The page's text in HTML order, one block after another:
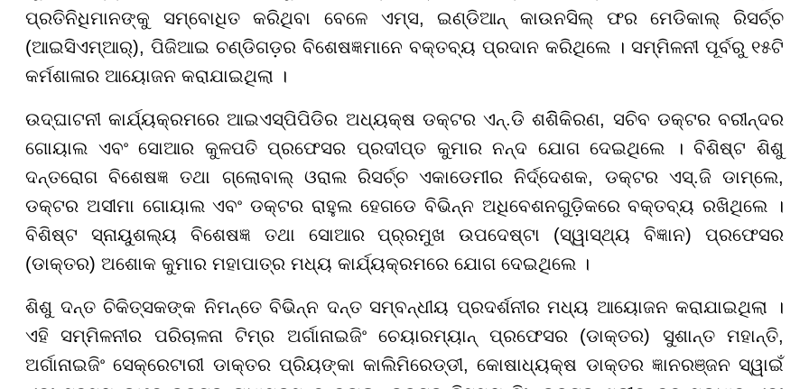
ପ୍ରତିନିଧିମାନଙ୍କୁ ସମ୍ବୋଧିତ କରିଥିବା ବେଳେ ଏମ୍ସ, ଇଣ୍ଡିଆନ୍ କାଉନସିଲ୍ ଫର ମେଡିକାଲ୍ ରିସର୍ଚ୍ଚ
(ଆଇସିଏମ୍ଆର୍), ପିଜିଆଇ ଚଣ୍ଡିଗଡ଼ର ବିଶେଷଜ୍ଞମାନେ ବକ୍ତବ୍ୟ ପ୍ରଦାନ କରିଥିଲେ । ସମ୍ମିଳନୀ ପୂର୍ବରୁ ୧୫ଟି
କର୍ମଶାଳାର ଆୟୋଜନ କରାଯାଇଥିଲା ।
ଉଦ୍ଘାଟନୀ କାର୍ଯ୍ୟକ୍ରମରେ ଆଇଏସ୍ପିପିଡିର ଅଧ୍ୟକ୍ଷ ଡକ୍ଟର ଏନ୍.ଡି ଶଶିିକିରଣ, ସଚିବ ଡକ୍ଟର ବରୀନ୍ଦର
ଗୋୟାଲ ଏବଂ ସୋଆର କୁଳପତି ପ୍ରଫେସର ପ୍ରଦୀପ୍ତ କୁମାର ନନ୍ଦ ଯୋଗ ଦେଇଥିଲେ । ବିଶିଷ୍ଟ ଶିଶୁ
ଦନ୍ତରୋଗ ବିଶେଷଜ୍ଞ ତଥା ଗ୍ଲୋବାଲ୍ ଓରାଲ ରିସର୍ଚ୍ଚ ଏକାଡେମୀର ନିର୍ଦ୍ଦେଶକ, ଡକ୍ଟର ଏସ୍.ଜି ଡାମ୍ଲେ,
ଡକ୍ଟର ଅସୀମା ଗୋୟାଲ ଏବଂ ଡକ୍ଟର ରାହୁଲ ହେଗଡେ ବିଭିନ୍ନ ଅଧିବେଶନଗୁଡ଼ିକରେ ବକ୍ତବ୍ୟ ରଖିଥିଲେ ।
ବିଶିଷ୍ଟ ସ୍ନାୟୁଶଲ୍ୟ ବିଶେଷଜ୍ଞ ତଥା ସୋଆର ପ୍ର୍ରମୁଖ ଉପଦେଷ୍ଟା (ସ୍ୱାସ୍ଥ୍ୟ ବିଜ୍ଞାନ) ପ୍ରଫେସର
(ଡାକ୍ତର) ଅଶୋକ କୁମାର ମହାପାତ୍ର ମଧ୍ୟ କାର୍ଯ୍ୟକ୍ରମରେ ଯୋଗ ଦେଇଥିଲେ ।
ଶିଶୁ ଦନ୍ତ ଚିକିତ୍ସକଙ୍କ ନିମନ୍ତେ ବିଭିନ୍ନ ଦନ୍ତ ସମ୍ବନ୍ଧୀୟ ପ୍ରଦର୍ଶନୀର ମଧ୍ୟ ଆୟୋଜନ କରାଯାଇଥିଲା ।
ଏହି ସମ୍ମିଳନୀର ପରିଚାଳନା ଟିମ୍‌ର ଅର୍ଗାନାଇଜିଂ ଚେୟାରମ୍ୟାନ୍ ପ୍ରଫେସର (ଡାକ୍ତର) ସୁଶାନ୍ତ ମହାନ୍ତି,
ଅର୍ଗାନାଇଜିଂ ସେକ୍ରେଟାରୀ ଡାକ୍ତର ପ୍ରିୟଙ୍କା କାଲିମିରେଡ୍ଡୀ, କୋଷାଧ୍ୟକ୍ଷ ଡାକ୍ତର ଜ୍ଞାନରଞ୍ଜନ ସ୍ୱାଇଁ